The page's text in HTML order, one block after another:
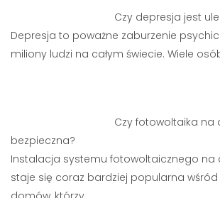
Czy depresja jest
Depresja to poważne zaburzenie
miliony ludzi na całym świecie. Wiele
Czy fotowoltaika na
bezpieczna?
Instalacja systemu fotowoltaicznego na
staje się coraz bardziej popularna wśród